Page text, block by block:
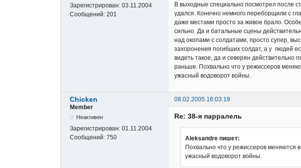
Зарегистрирован: 03.11.2004
Сообщений: 201
В выходные специально посмотрел после
удался. Конечно немного переборщили с
даже местами просто за живое брало.
сильно. Да и батальные сцены
над окопами с солдатами, просто супер,
захоронения погибших солдат, а у людей
видеть такое, да и северян действительно
раньше. Похвально что у режиссеров
ужасный водоворот войны.
Chicken
08.02.2005 16:03:19
Member
Неактивен
Зарегистрирован: 01.11.2004
Сообщений: 750
Re: 38-я парралель
Aleksandre пишет:
Похвально что у режиссеров
ужасный водоворот войны.